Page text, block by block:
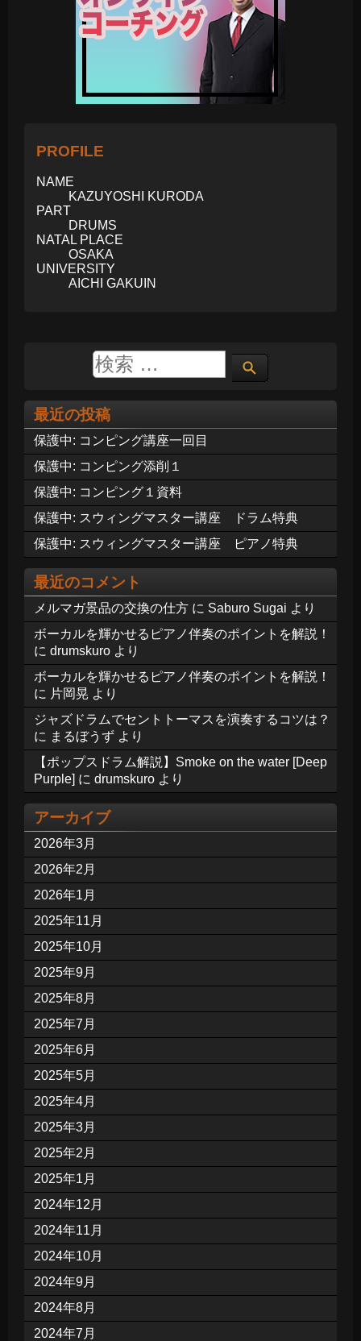
PROFILE
NAME
KAZUYOSHI KURODA
PART
DRUMS
NATAL PLACE
OSAKA
UNIVERSITY
AICHI GAKUIN
最近の投稿
保護中: コンピング講座一回目
保護中: コンピング添削１
保護中: コンピング１資料
保護中: スウィングマスター講座 ドラム特典
保護中: スウィングマスター講座 ピアノ特典
最近のコメント
メルマガ景品の交換の仕方 に Saburo Sugai より
ボーカルを輝かせるピアノ伴奏のポイントを解説！
に drumskuro より
ボーカルを輝かせるピアノ伴奏のポイントを解説！
に 片岡晃 より
ジャズドラムでセントトーマスを演奏するコツは？
に まるぼうず より
【ポップスドラム解説】Smoke on the water [Deep
Purple] に drumskuro より
アーカイブ
2026年3月
2026年2月
2026年1月
2025年11月
2025年10月
2025年9月
2025年8月
2025年7月
2025年6月
2025年5月
2025年4月
2025年3月
2025年2月
2025年1月
2024年12月
2024年11月
2024年10月
2024年9月
2024年8月
2024年7月